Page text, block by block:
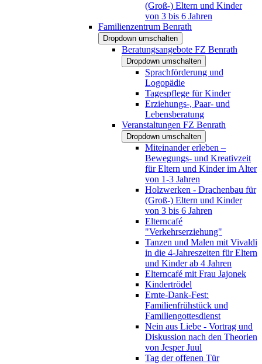
(Groß-) Eltern und Kinder
von 3 bis 6 Jahren
Familienzentrum Benrath
Dropdown umschalten
Beratungsangebote FZ Benrath
Dropdown umschalten
Sprachförderung und
Logopädie
Tagespflege für Kinder
Erziehungs-, Paar- und
Lebensberatung
Veranstaltungen FZ Benrath
Dropdown umschalten
Miteinander erleben –
Bewegungs- und Kreativzeit
für Eltern und Kinder im Alter
von 1-3 Jahren
Holzwerken - Drachenbau für
(Groß-) Eltern und Kinder
von 3 bis 6 Jahren
Elterncafé
"Verkehrserziehung"
Tanzen und Malen mit Vivaldi
in die 4-Jahreszeiten für Eltern
und Kinder ab 4 Jahren
Elterncafé mit Frau Jajonek
Kindertrödel
Ernte-Dank-Fest:
Familienfrühstück und
Familiengottesdienst
Nein aus Liebe - Vortrag und
Diskussion nach den Theorien
von Jesper Juul
Tag der offenen Tür